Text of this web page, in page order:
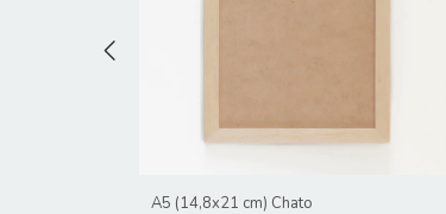
A5 (14,8x21 cm) Chato